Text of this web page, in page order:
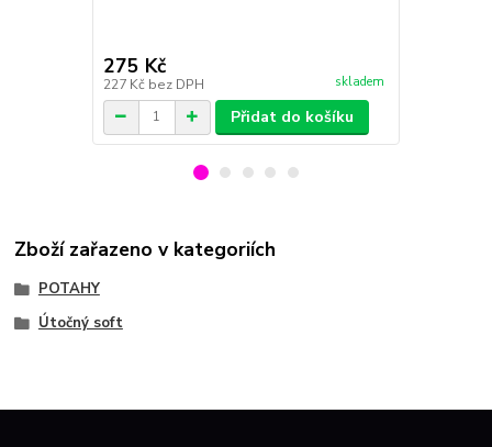
275 Kč
227 Kč bez DPH skladem
Přidat do košíku
Zboží zařazeno v kategoriích
POTAHY
Útočný soft